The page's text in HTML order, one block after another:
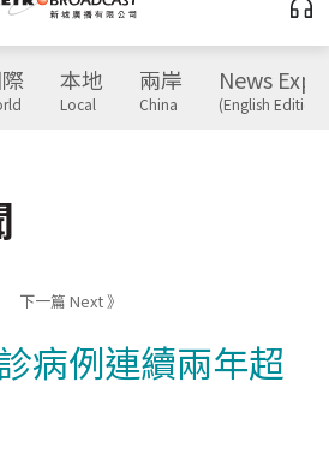
本地
Local
兩岸
China
News
(English Edition)
下一篇 Next 》
病例連續兩年超